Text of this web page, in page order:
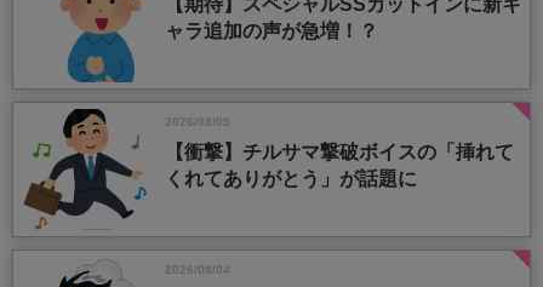
ャラ追加の声が急増！？
2026/08/05
【衝撃】チルサマ撃破ボイスの「挿れて
くれてありがとう」が話題に
2026/08/04